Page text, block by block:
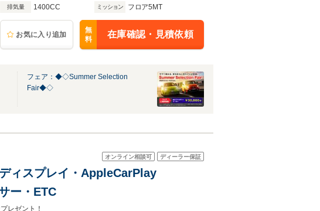
排気量 1400CC ミッション フロア5MT
お気に入り追加
無
料
在庫確認・見積依頼
フェア：◆◇Summer Selection
Fair◆◇
オンライン相談可 ディーラー保証
ィスプレイ・AppleCarPlay
ー・ETC
レゼント！